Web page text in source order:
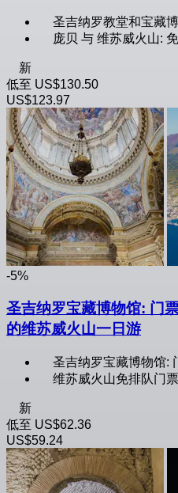
圣吉纳罗教堂和宝藏
庞贝 与 维苏威火山:
新
低至 US$130.50
US$123.97
-5%
圣吉纳罗宝藏博物馆: 门
的维苏威火山一日游
圣吉纳罗宝藏博物馆:
维苏威火山免排队门
新
低至 US$62.36
US$59.24